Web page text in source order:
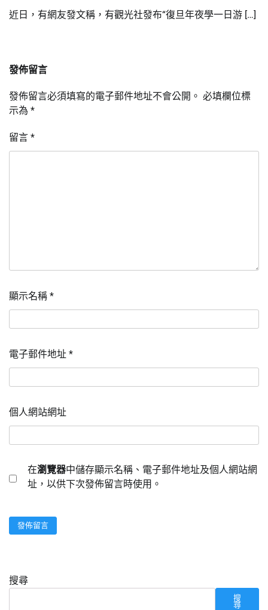
近日，有網友發文稱，有觀光社發布“復旦年夜學一日游 […]
發佈留言
發佈留言必須填寫的電子郵件地址不會公開。 必填欄位標
示為 *
留言 *
顯示名稱 *
電子郵件地址 *
個人網站網址
在瀏覽器中儲存顯示名稱、電子郵件地址及個人網站網
址，以供下次發佈留言時使用。
搜尋
搜
尋